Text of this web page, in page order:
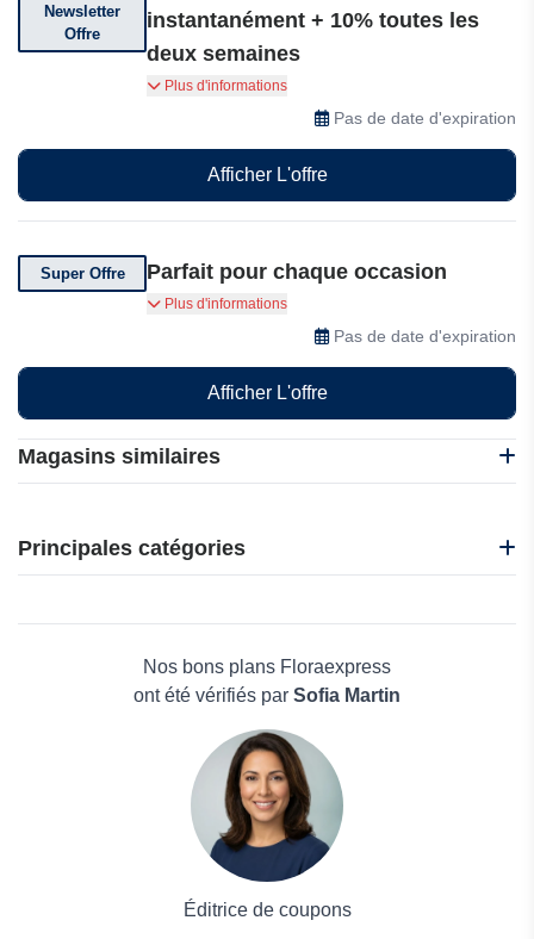
Magasins similaires
Cyber Florist
MyHeritage
Trending Custom
Principales catégories
Maison & JardinNos bons plans Floraexpress
ont été vérifiés par Sofia Martin
Éditrice de coupons
Newsletter
Offre
instantanément + 10% toutes les
deux semaines
Abonnez-vous et profitez d'offres exclusives :
5% de réduction sur votre première commande
et 10% de réduction toutes les deux semaines,
sans spam !
Plus d'informations
Pas de date d'expiration
Afficher L'offre
Super Offre Parfait pour chaque occasion
Top 10 des super offres sur les pivoines, les
bouquets, les compositions de mariage, les
bouquets mono et les cadeaux — Parfait pour
chaque occasion !
Plus d'informations
Pas de date d'expiration
Afficher L'offre